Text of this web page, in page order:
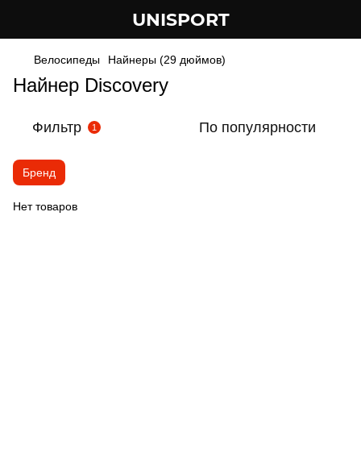
UNISPORT
Велосипеды Найнеры (29 дюймов)
Найнер Discovery
Фильтр 1 По популярности
Бренд
Нет товаров